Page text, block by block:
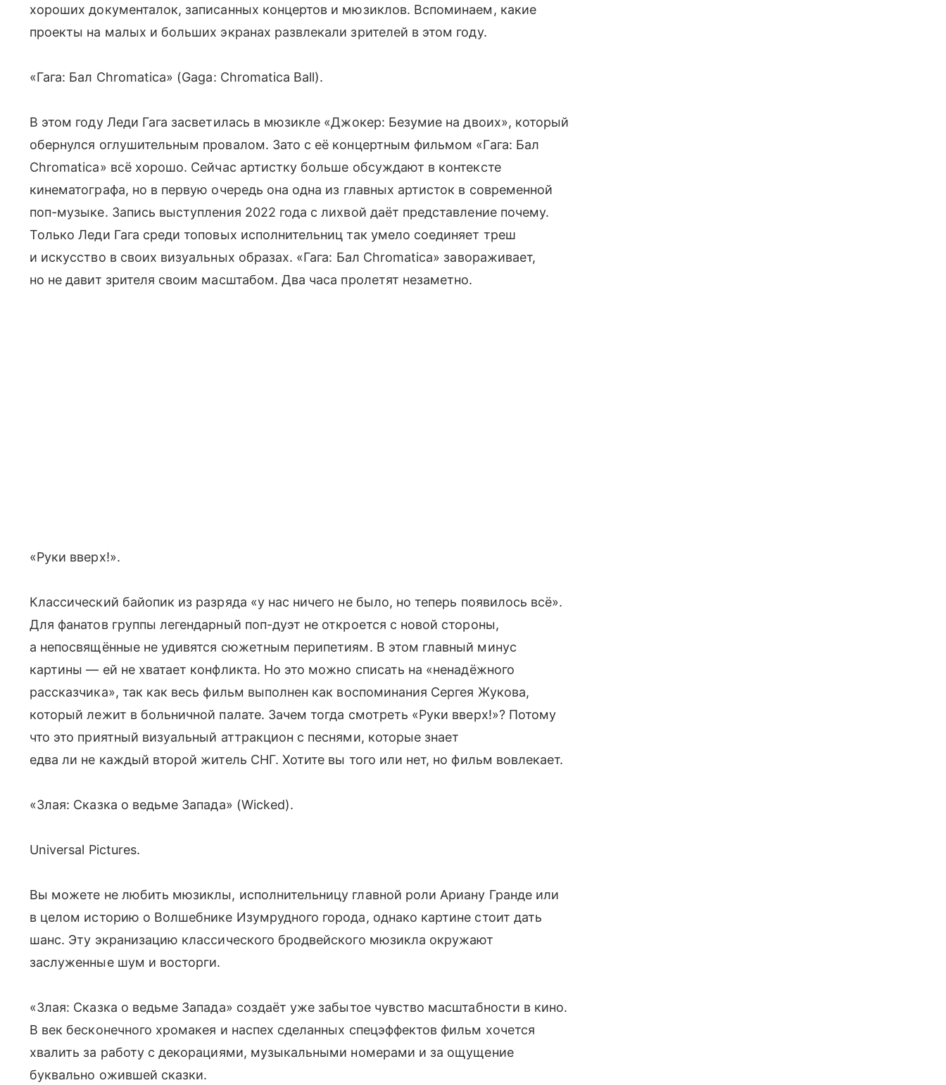
хороших документалок, записанных концертов и мюзиклов. Вспоминаем, какие
проекты на малых и больших экранах развлекали зрителей в этом году.
«Гага: Бал Chromatica» (Gaga: Chromatica Ball).
В этом году Леди Гага засветилась в мюзикле «Джокер: Безумие на двоих», который
обернулся оглушительным провалом. Зато с её концертным фильмом «Гага: Бал
Chromatica» всё хорошо. Сейчас артистку больше обсуждают в контексте
кинематографа, но в первую очередь она одна из главных артисток в современной
поп-музыке. Запись выступления 2022 года с лихвой даёт представление почему.
Только Леди Гага среди топовых исполнительниц так умело соединяет треш
и искусство в своих визуальных образах. «Гага: Бал Chromatica» завораживает,
но не давит зрителя своим масштабом. Два часа пролетят незаметно.
«Руки вверх!».
Классический байопик из разряда «у нас ничего не было, но теперь появилось всё».
Для фанатов группы легендарный поп-дуэт не откроется с новой стороны,
а непосвящённые не удивятся сюжетным перипетиям. В этом главный минус
картины — ей не хватает конфликта. Но это можно списать на «ненадёжного
рассказчика», так как весь фильм выполнен как воспоминания Сергея Жукова,
который лежит в больничной палате. Зачем тогда смотреть «Руки вверх!»? Потому
что это приятный визуальный аттракцион с песнями, которые знает
едва ли не каждый второй житель СНГ. Хотите вы того или нет, но фильм вовлекает.
«Злая: Сказка о ведьме Запада» (Wicked).
Universal Pictures.
Вы можете не любить мюзиклы, исполнительницу главной роли Ариану Гранде или
в целом историю о Волшебнике Изумрудного города, однако картине стоит дать
шанс. Эту экранизацию классического бродвейского мюзикла окружают
заслуженные шум и восторги.
«Злая: Сказка о ведьме Запада» создаёт уже забытое чувство масштабности в кино.
В век бесконечного хромакея и наспех сделанных спецэффектов фильм хочется
хвалить за работу с декорациями, музыкальными номерами и за ощущение
буквально ожившей сказки.